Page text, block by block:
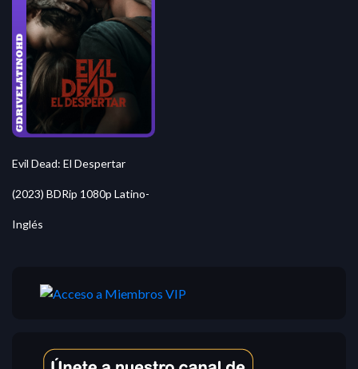
Evil Dead: El Despertar
(2023) BDRip 1080p Latino-
Inglés